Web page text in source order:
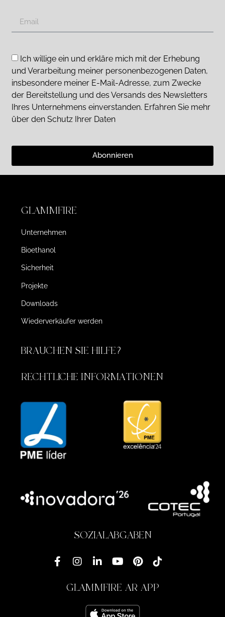
Ich willige ein und erkläre mich mit der Erhebung
und Verarbeitung meiner personenbezogenen Daten,
insbesondere meiner E-Mail-Adresse, zum Zwecke
der Bereitstellung und des Versands des Newsletters
Ihres Unternehmens einverstanden. Erfahren Sie mehr
über den Schutz Ihrer Daten
Abonnieren
GLAMMFIRE
Unternehmen
Bioethanol
Sicherheit
Projekte
Downloads
Wiederverkäufer werden
BRAUCHEN SIE HILFE?
RECHTLICHE INFORMATIONEN
SOZIALABGABEN
GLAMMFIRE AR APP